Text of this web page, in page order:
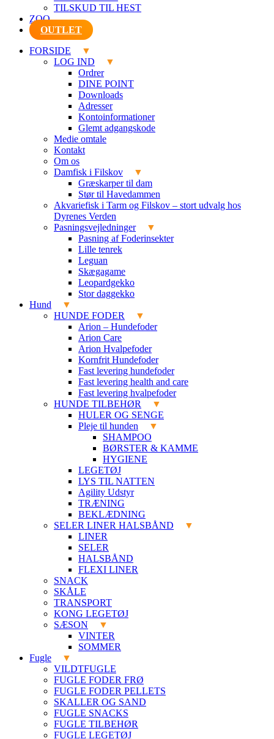
TILSKUD TIL HEST
ZOO
OUTLET
FORSIDE
LOG IND
Ordrer
DINE POINT
Downloads
Adresser
Kontoinformationer
Glemt adgangskode
Medie omtale
Kontakt
Om os
Damfisk i Filskov
Græskarper til dam
Stør til Havedammen
Akvariefisk i Tarm og Filskov – stort udvalg hos
Dyrenes Verden
Pasningsvejledninger
Pasning af Foderinsekter
Lille tenrek
Leguan
Skægagame
Leopardgekko
Stor daggekko
Hund
HUNDE FODER
Arion – Hundefoder
Arion Care
Arion Hvalpefoder
Kornfrit Hundefoder
Fast levering hundefoder
Fast levering health and care
Fast levering hvalpefoder
HUNDE TILBEHØR
HULER OG SENGE
Pleje til hunden
SHAMPOO
BØRSTER & KAMME
HYGIENE
LEGETØJ
LYS TIL NATTEN
Agility Udstyr
TRÆNING
BEKLÆDNING
SELER LINER HALSBÅND
LINER
SELER
HALSBÅND
FLEXI LINER
SNACK
SKÅLE
TRANSPORT
KONG LEGETØJ
SÆSON
VINTER
SOMMER
Fugle
VILDTFUGLE
FUGLE FODER FRØ
FUGLE FODER PELLETS
SKALLER OG SAND
FUGLE SNACKS
FUGLE TILBEHØR
FUGLE LEGETØJ